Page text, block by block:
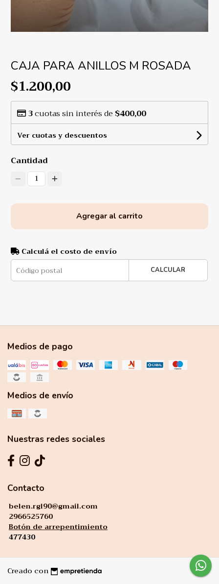
CAJA PARA ANILLOS M ROSADA
$1.200,00
3cuotas sin interés de $400,00
Ver cuotas y descuentos
Cantidad
1
Agregar al carrito
Calculá el costo de envío
CALCULAR
Medios de pago
Medios de envío
Nuestras redes sociales
Contacto
belen.rgl90@gmail.com
2966525760
Botón de arrepentimiento
477430
Creado con